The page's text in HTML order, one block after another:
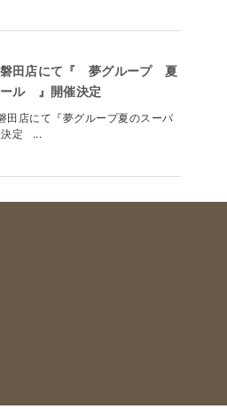
磐田店にて『 夢グループ 夏
ル 』開催決定
田店にて『夢グループ夏のスーパ
決定 ...